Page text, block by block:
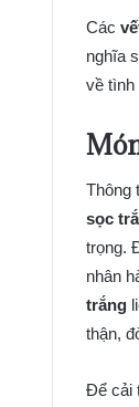
Các
nghĩa
về tình
Thông
sọc
trọng.
nhân
trắng
thận,
Để cải